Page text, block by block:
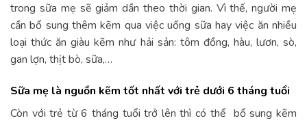
trong sữa mẹ sẽ giảm dần theo thời gian. Vì thế, người mẹ
cần bổ sung thêm kẽm qua việc uống sữa hay việc ăn nhiều
loại thức ăn giàu kẽm như hải sản: tôm đồng, hàu, lươn, sò,
gan lợn, thịt bò, sữa,…
Sữa mẹ là nguồn kẽm tốt nhất với trẻ dưới 6 tháng tuổi
Còn với trẻ từ 6 tháng tuổi trở lên thì có thể bổ sung kẽm